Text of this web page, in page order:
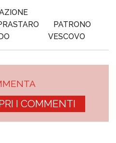
PATRONO
VESCOVO
I COMMENTI